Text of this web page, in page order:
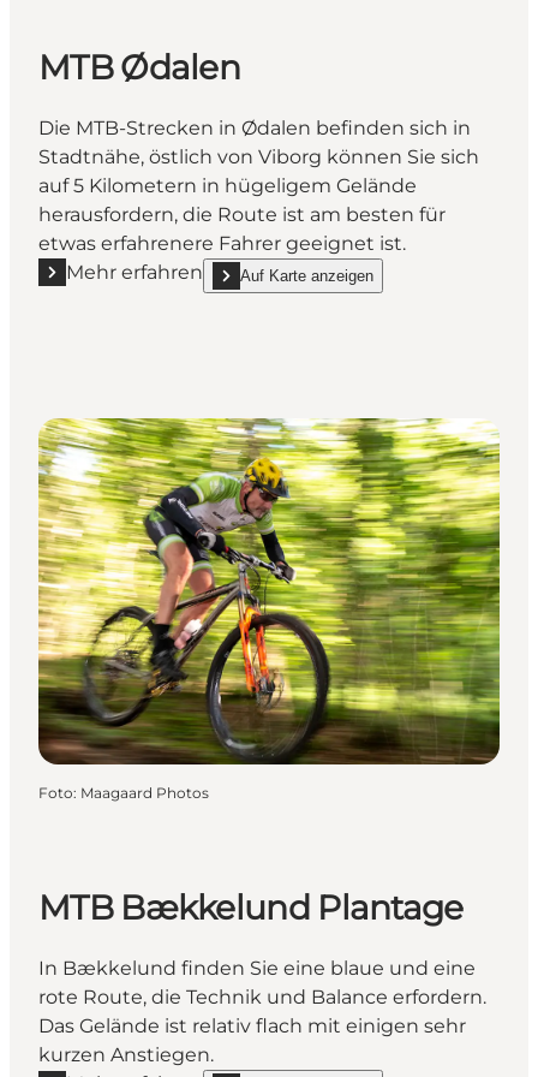
MTB Ødalen
Die MTB-Strecken in Ødalen befinden sich in
Stadtnähe, östlich von Viborg können Sie sich
auf 5 Kilometern in hügeligem Gelände
herausfordern, die Route ist am besten für
etwas erfahrenere Fahrer geeignet ist.
Mehr erfahren
Mehr erfahren "MTB Ødalen"Auf Karte anzeigen
show MTB Ødalen on_map
Foto: Maagaard Photos
MTB Bækkelund Plantage
In Bækkelund finden Sie eine blaue und eine
rote Route, die Technik und Balance erfordern.
Das Gelände ist relativ flach mit einigen sehr
kurzen Anstiegen.